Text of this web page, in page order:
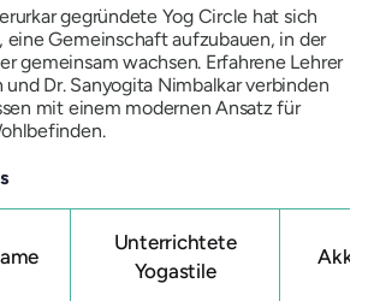
gegründete Yog Circle hat sich
eine Gemeinschaft aufzubauen, in der
gemeinsam wachsen. Erfahrene Lehrer
und Dr. Sanyogita Nimbalkar verbinden
mit einem modernen Ansatz für
Unterrichtete
Yogastile